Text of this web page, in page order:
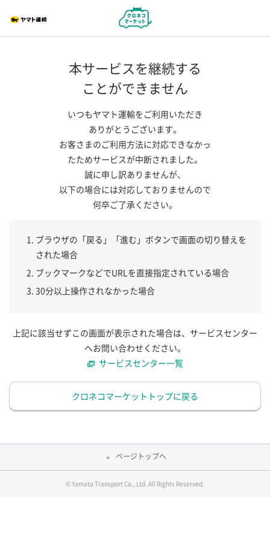
本サービスを継続する
ことができません
いつもヤマト運輸をご利用いただき
ありがとうございます。
お客さまのご利用方法に対応できなかっ
たためサービスが中断されました。
誠に申し訳ありませんが、
以下の場合には対応しておりませんので
何卒ご了承ください。
ブラウザの「戻る」「進む」ボタンで画面の切り替えを
された場合
ブックマークなどでURLを直接指定されている場合
30分以上操作されなかった場合
上記に該当せずこの画面が表示された場合は、サービスセンター
へお問い合わせください。
サービスセンター一覧
クロネコマーケットトップに戻る
ページトップへ
© Yamato Transport Co., Ltd. All Rights Reserved.